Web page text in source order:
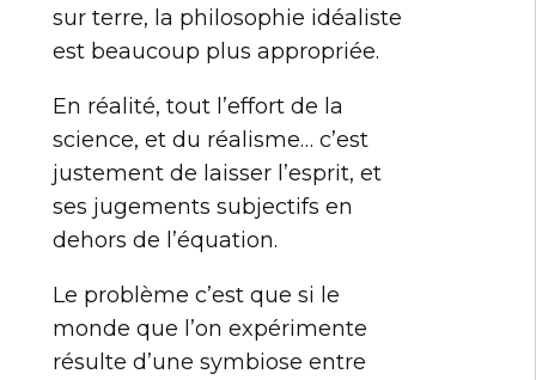
sur terre, la philosophie idéaliste
est beaucoup plus appropriée.
En réalité, tout l’effort de la
science, et du réalisme… c’est
justement de laisser l’esprit, et
ses jugements subjectifs en
dehors de l’équation.
Le problème c’est que si le
monde que l’on expérimente
résulte d’une symbiose entre